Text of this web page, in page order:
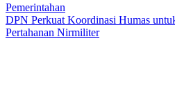
Pemerintahan
DPN Perkuat Koordinasi Humas
Pertahanan Nirmiliter